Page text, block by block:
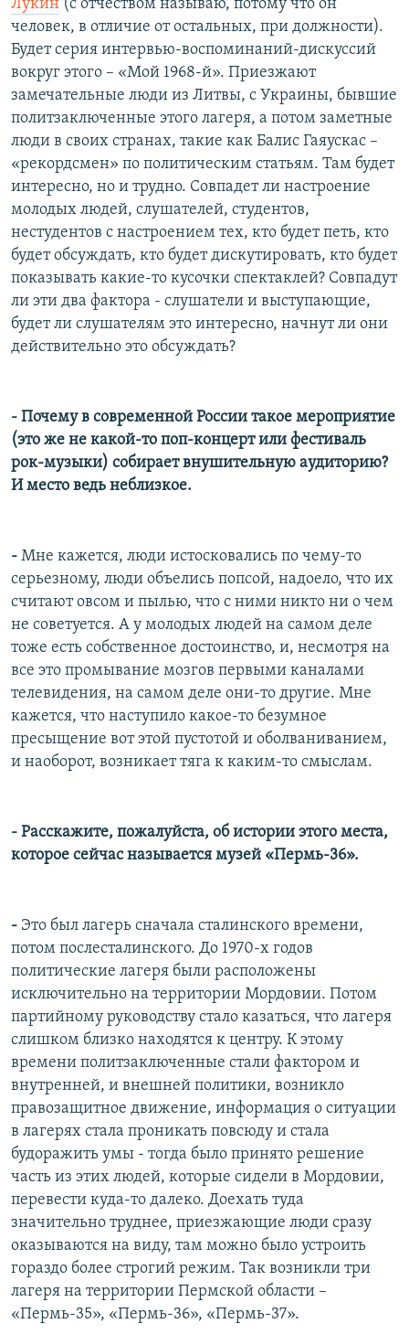
Лукин (с отчеством называю, потому что он
человек, в отличие от остальных, при должности).
Будет серия интервью-воспоминаний-дискуссий
вокруг этого – «Мой 1968-й». Приезжают
замечательные люди из Литвы, с Украины, бывшие
политзаключенные этого лагеря, а потом заметные
люди в своих странах, такие как Балис Гаяускас –
«рекордсмен» по политическим статьям. Там будет
интересно, но и трудно. Совпадет ли настроение
молодых людей, слушателей, студентов,
нестудентов с настроением тех, кто будет петь, кто
будет обсуждать, кто будет дискутировать, кто будет
показывать какие-то кусочки спектаклей? Совпадут
ли эти два фактора - слушатели и выступающие,
будет ли слушателям это интересно, начнут ли они
действительно это обсуждать?
- Почему в современной России такое мероприятие
(это же не какой-то поп-концерт или фестиваль
рок-музыки) собирает внушительную аудиторию?
И место ведь неблизкое.
- Мне кажется, люди истосковались по чему-то
серьезному, люди объелись попсой, надоело, что их
считают овсом и пылью, что с ними никто ни о чем
не советуется. А у молодых людей на самом деле
тоже есть собственное достоинство, и, несмотря на
все это промывание мозгов первыми каналами
телевидения, на самом деле они-то другие. Мне
кажется, что наступило какое-то безумное
пресыщение вот этой пустотой и оболваниванием,
и наоборот, возникает тяга к каким-то смыслам.
- Расскажите, пожалуйста, об истории этого места,
которое сейчас называется музей «Пермь-36».
- Это был лагерь сначала сталинского времени,
потом послесталинского. До 1970-х годов
политические лагеря были расположены
исключительно на территории Мордовии. Потом
партийному руководству стало казаться, что лагеря
слишком близко находятся к центру. К этому
времени политзаключенные стали фактором и
внутренней, и внешней политики, возникло
правозащитное движение, информация о ситуации
в лагерях стала проникать повсюду и стала
будоражить умы - тогда было принято решение
часть из этих людей, которые сидели в Мордовии,
перевести куда-то далеко. Доехать туда
значительно труднее, приезжающие люди сразу
оказываются на виду, там можно было устроить
гораздо более строгий режим. Так возникли три
лагеря на территории Пермской области –
«Пермь-35», «Пермь-36», «Пермь-37».